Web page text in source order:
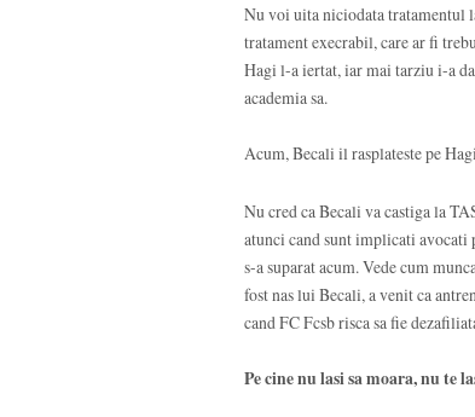
Nu voi uita niciodata tratamentul
tratament execrabil, care ar fi
Hagi l-a iertat, iar mai tarziu i-a
academia sa.
Acum, Becali il rasplateste pe
Nu cred ca Becali va castiga la
atunci cand sunt implicati avocati
s-a suparat acum. Vede cum
fost nas lui Becali, a venit ca
cand FC Fcsb risca sa fie
Pe cine nu lasi sa moara, nu te